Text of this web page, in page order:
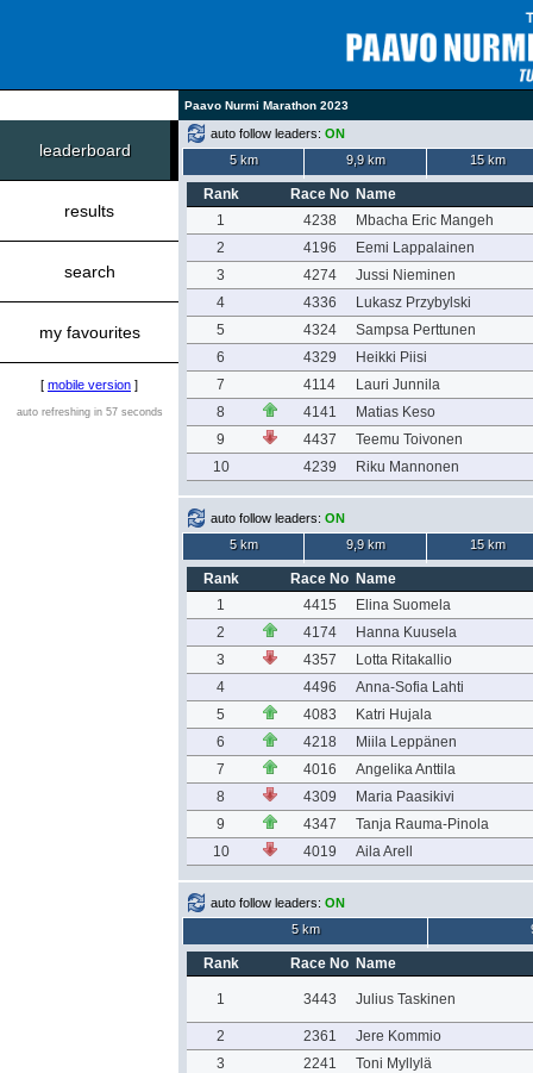
Paavo Nurmi Marathon 2023
leaderboard
results
search
my favourites
[ mobile version ]
auto refreshing in 57 seconds
auto follow leaders: ON
5 km
9,9 km 15 km
Rank Race No Name
1
4238
Mbacha Eric Mangeh
2
4196
Eemi Lappalainen
3
4274
Jussi Nieminen
4
4336
Lukasz Przybylski
5
4324
Sampsa Perttunen
6
4329
Heikki Piisi
7
4114
Lauri Junnila
8
4141
Matias Keso
9
4437
Teemu Toivonen
10
4239 Riku Mannonen
auto follow leaders: ON
5 km
9,9 km 15 km
Rank Race No Name
1
4415
Elina Suomela
2
4174
Hanna Kuusela
3
4357
Lotta Ritakallio
4
4496
Anna-Sofia Lahti
5
4083
Katri Hujala
6
4218
Miila Leppänen
7
4016
Angelika Anttila
8
4309
Maria Paasikivi
9
4347
Tanja Rauma-Pinola
10
4019 Aila Arell
auto follow leaders: ON
5 km
Rank Race No Name
1 3443 Julius Taskinen
2 2361
Jere Kommio
3
2241
Toni Myllylä